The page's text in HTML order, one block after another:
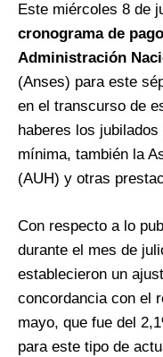
Este miércoles 8 de
cronograma de
Administración
(Anses) para este
en el transcurso de
haberes los
mínima, también la
(AUH) y otras
Con respecto a lo
durante el mes de
establecieron un
concordancia con el
mayo, que fue del
para este tipo de